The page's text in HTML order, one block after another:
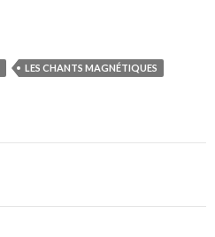
LES CHANTS MAGNÉTIQUES